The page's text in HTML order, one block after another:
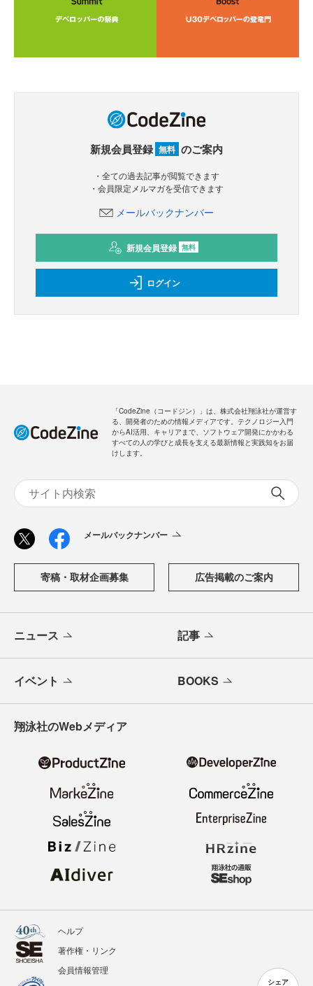
シェア
新規会員登録 無料 のご案内
・全ての過去記事が閲覧できます
・会員限定メルマガを受信できます
メールバックナンバー
新規会員登録 無料
ログイン
「CodeZine（コードジン）」は、株式会社翔泳社が運営す
る、開発者のための情報メディアです。テクノロジー入門
からAI活用、キャリアまで、ソフトウェア開発にかかわる
すべての人の学びと成長を支える最新情報と実践知をお届
けします。
メールバックナンバー
寄稿・取材企画募集 広告掲載のご案内
ニュース 記事
イベント BOOKS
翔泳社のWebメディア
ヘルプ
著作権・リンク
会員情報管理